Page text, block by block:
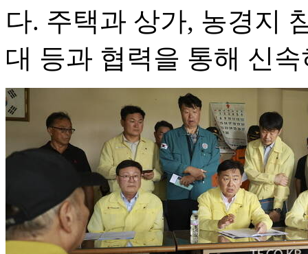
다. 주택과 상가, 농경지
대 등과 협력을 통해 신